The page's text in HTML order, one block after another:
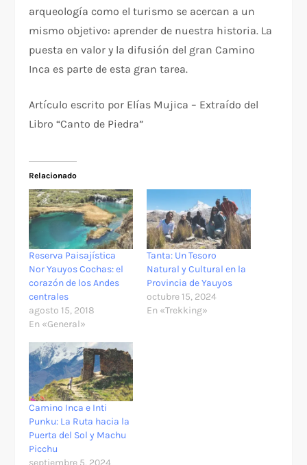
arqueología como el turismo se acercan a un
mismo objetivo: aprender de nuestra historia. La
puesta en valor y la difusión del gran Camino
Inca es parte de esta gran tarea.
Artículo escrito por Elías Mujica – Extraído del
Libro “Canto de Piedra”
Relacionado
Reserva Paisajística
Nor Yauyos Cochas: el
corazón de los Andes
centrales
agosto 15, 2018
En «General»
Tanta: Un Tesoro
Natural y Cultural en la
Provincia de Yauyos
octubre 15, 2024
En «Trekking»
Camino Inca e Inti
Punku: La Ruta hacia la
Puerta del Sol y Machu
Picchu